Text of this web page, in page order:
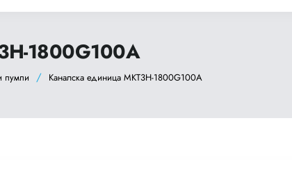
1800G100A
пумпи Каналска единица MKT3H-1800G100A